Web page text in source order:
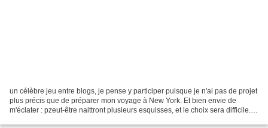
un célèbre jeu entre blogs, je pense y participer puisque je n'ai pas de projet
plus précis que de préparer mon voyage à New York. Et bien envie de
m'éclater : pzeut-être naittront plusieurs esquisses, et le choix sera difficile.